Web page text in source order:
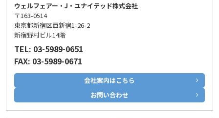
ウェルフェアー・J・ユナイテッド株式会社
〒163-0514
東京都新宿区西新宿1-26-2
新宿野村ビル14階
TEL: 03-5989-0651
FAX: 03-5989-0671
会社案内はこちら
お問い合わせ